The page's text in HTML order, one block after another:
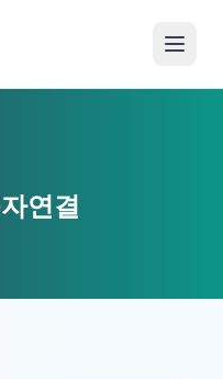
연결